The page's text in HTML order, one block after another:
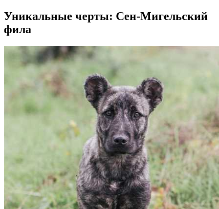
Уникальные черты: Сен-Мигельский
фила